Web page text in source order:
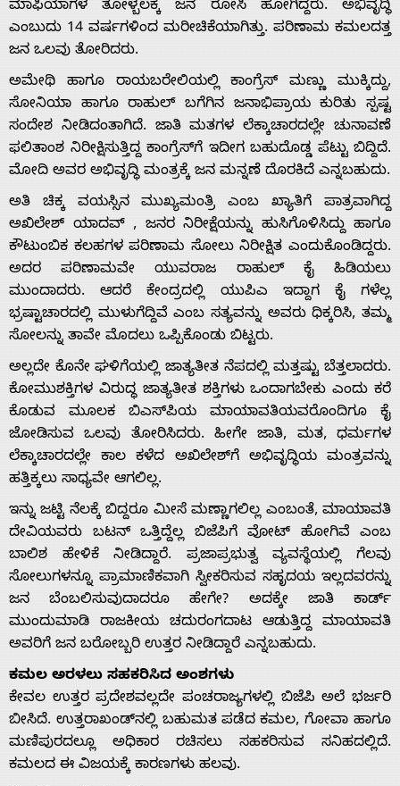
Home
About
Us
Advertise
With
s
ಮಾಫಿಯಾಗಳ ತೋಳ್ಬಲಕ್ಕೆ ಜನ ರೋಸಿ ಹೋಗಿದ್ದರು. ಅಭಿವೃದ್ಧಿ
ಎಂಬುದು 14 ವರ್ಷಗಳಿಂದ ಮರೀಚಿಕೆಯಾಗಿತ್ತು. ಪರಿಣಾಮ ಕಮಲದತ್ತ
ಜನ ಒಲವು ತೋರಿದರು.
ಅಮೇಥಿ ಹಾಗೂ ರಾಯಬರೇಲಿಯಲ್ಲಿ ಕಾಂಗ್ರೆಸ್ ಮಣ್ಣು ಮುಕ್ಕಿದ್ದು,
ಸೋನಿಯಾ ಹಾಗೂ ರಾಹುಲ್ ಬಗೆಗಿನ ಜನಾಭಿಪ್ರಾಯ ಕುರಿತು ಸ್ಪಷ್ಟ
ಸಂದೇಶ ನೀಡಿದಂತಾಗಿದೆ. ಜಾತಿ ಮತಗಳ ಲೆಕ್ಕಾಚಾರದಲ್ಲೇ ಚುನಾವಣೆ
ಫಲಿತಾಂಶ ನಿರೀಕ್ಷಿಸುತ್ತಿದ್ದ ಕಾಂಗ್ರೆಸ್‌ಗೆ ಇದೀಗ ಬಹುದೊಡ್ಡ ಪೆಟ್ಟು ಬಿದ್ದಿದೆ.
ಮೋದಿ ಅವರ ಅಭಿವೃದ್ಧಿ ಮಂತ್ರಕ್ಕೆ ಜನ ಮನ್ನಣೆ ದೊರಕಿದೆ ಎನ್ನಬಹುದು.
ಅತಿ ಚಿಕ್ಕ ವಯಸ್ಸಿನ ಮುಖ್ಯಮಂತ್ರಿ ಎಂಬ ಖ್ಯಾತಿಗೆ ಪಾತ್ರವಾಗಿದ್ದ
ಅಖಿಲೇಶ್ ಯಾದವ್ , ಜನರ ನಿರೀಕ್ಷೆಯನ್ನು ಹುಸಿಗೊಳಿಸಿದ್ದು ಹಾಗೂ
ಕೌಟುಂಬಿಕ ಕಲಹಗಳ ಪರಿಣಾಮ ಸೋಲು ನಿರೀಕ್ಷಿತ ಎಂದುಕೊಂಡಿದ್ದರು.
ಅದರ ಪರಿಣಾಮವೇ ಯುವರಾಜ ರಾಹುಲ್ ಕೈ ಹಿಡಿಯಲು
ಮುಂದಾದರು. ಆದರೆ ಕೇಂದ್ರದಲ್ಲಿ ಯುಪಿಎ ಇದ್ದಾಗ ಕೈ ಗಳೆಲ್ಲ
ಭ್ರಷ್ಟಾಚಾರದಲ್ಲಿ ಮುಳುಗೆದ್ದಿವೆ ಎಂಬ ಸತ್ಯವನ್ನು ಅವರು ಧಿಕ್ಕರಿಸಿ, ತಮ್ಮ
ಸೋಲನ್ನು ತಾವೇ ಮೊದಲು ಒಪ್ಪಿಕೊಂಡು ಬಿಟ್ಟರು.
ಅಲ್ಲದೇ ಕೊನೇ ಘಳಿಗೆಯಲ್ಲಿ ಜಾತ್ಯತೀತ ನೆಪದಲ್ಲಿ ಮತ್ತಷ್ಟು ಬೆತ್ತಲಾದರು.
ಕೋಮುಶಕ್ತಿಗಳ ವಿರುದ್ಧ ಜಾತ್ಯತೀತ ಶಕ್ತಿಗಳು ಒಂದಾಗಬೇಕು ಎಂದು ಕರೆ
ಕೊಡುವ ಮೂಲಕ ಬಿಎಸ್‌ಪಿಯ ಮಾಯಾವತಿಯವರೊಂದಿಗೂ ಕೈ
ಜೋಡಿಸುವ ಒಲವು ತೋರಿಸಿದರು. ಹೀಗೇ ಜಾತಿ, ಮತ, ಧರ್ಮಗಳ
ಲೆಕ್ಕಾಚಾರದಲ್ಲೇ ಕಾಲ ಕಳೆದ ಅಖಿಲೇಶ್‌ಗೆ ಅಭಿವೃದ್ಧಿಯ ಮಂತ್ರವನ್ನು
ಹತ್ತಿಕ್ಕಲು ಸಾಧ್ಯವೇ ಆಗಲಿಲ್ಲ.
ಇನ್ನು ಜಟ್ಟಿ ನೆಲಕ್ಕೆ ಬಿದ್ದರೂ ಮೀಸೆ ಮಣ್ಣಾಗಲಿಲ್ಲ ಎಂಬಂತೆ, ಮಾಯಾವತಿ
ದೇವಿಯವರು ಬಟನ್ ಒತ್ತಿದ್ದೆಲ್ಲ ಬಿಜೆಪಿಗೆ ವೋಟ್ ಹೋಗಿವೆ ಎಂಬ
ಬಾಲಿಶ ಹೇಳಿಕೆ ನೀಡಿದ್ದಾರೆ. ಪ್ರಜಾಪ್ರಭುತ್ವ ವ್ಯವಸ್ಥೆಯಲ್ಲಿ ಗೆಲವು
ಸೋಲುಗಳನ್ನೂ ಪ್ರಾಮಾಣಿಕವಾಗಿ ಸ್ವೀಕರಿಸುವ ಸಹೃದಯ ಇಲ್ಲದವರನ್ನು
ಜನ ಬೆಂಬಲಿಸುವುದಾದರೂ ಹೇಗೇ? ಅದಕ್ಕೇ ಜಾತಿ ಕಾರ್ಡ್
ಮುಂದುಮಾಡಿ ರಾಜಕೀಯ ಚದುರಂಗದಾಟ ಆಡುತ್ತಿದ್ದ ಮಾಯಾವತಿ
ಅವರಿಗೆ ಜನ ಬರೋಬ್ಬರಿ ಉತ್ತರ ನೀಡಿದ್ದಾರೆ ಎನ್ನಬಹುದು.
ಕಮಲ ಅರಳಲು ಸಹಕರಿಸಿದ ಅಂಶಗಳು
ಕೇವಲ ಉತ್ತರ ಪ್ರದೇಶವಲ್ಲದೇ ಪಂಚರಾಜ್ಯಗಳಲ್ಲಿ ಬಿಜೆಪಿ ಅಲೆ ಭರ್ಜರಿ
ಬೀಸಿದೆ. ಉತ್ತರಾಖಂಡ್‌ನಲ್ಲಿ ಬಹುಮತ ಪಡೆದ ಕಮಲ, ಗೋವಾ ಹಾಗೂ
ಮಣಿಪುರದಲ್ಲೂ ಅಧಿಕಾರ ರಚಿಸಲು ಸಹಕರಿಸುವ ಸನಿಹದಲ್ಲಿದೆ.
ಕಮಲದ ಈ ವಿಜಯಕ್ಕೆ ಕಾರಣಗಳು ಹಲವು.